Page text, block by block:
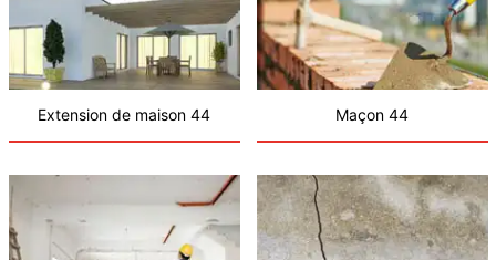
Extension de maison 44 Maçon 44